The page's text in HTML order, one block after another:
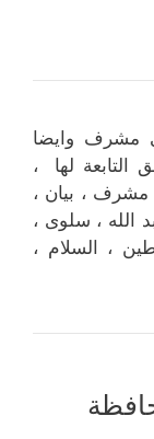
مشرف وايضا
لها ،
، مشرف ، بيان ،
الله ، سلوى ،
، السلام ،